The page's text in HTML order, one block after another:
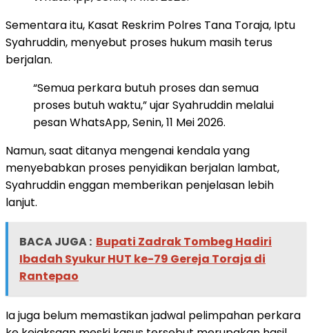
Sementara itu, Kasat Reskrim Polres Tana Toraja, Iptu
Syahruddin, menyebut proses hukum masih terus
berjalan.
“Semua perkara butuh proses dan semua
proses butuh waktu,” ujar Syahruddin melalui
pesan WhatsApp, Senin, 11 Mei 2026.
Namun, saat ditanya mengenai kendala yang
menyebabkan proses penyidikan berjalan lambat,
Syahruddin enggan memberikan penjelasan lebih
lanjut.
BACA JUGA : Bupati Zadrak Tombeg Hadiri
Ibadah Syukur HUT ke-79 Gereja Toraja di
Rantepao
Ia juga belum memastikan jadwal pelimpahan perkara